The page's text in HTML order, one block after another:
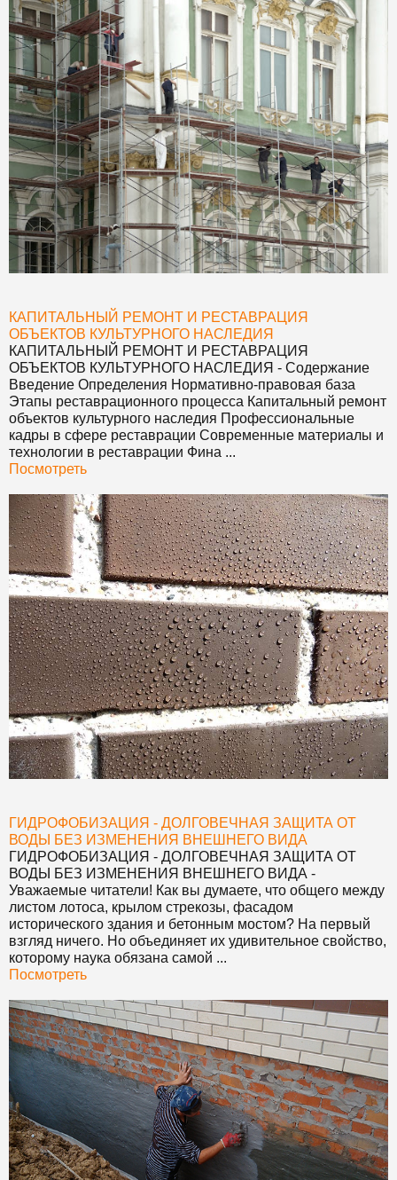
КАПИТАЛЬНЫЙ РЕМОНТ И РЕСТАВРАЦИЯ
ОБЪЕКТОВ КУЛЬТУРНОГО НАСЛЕДИЯ
КАПИТАЛЬНЫЙ РЕМОНТ И РЕСТАВРАЦИЯ
ОБЪЕКТОВ КУЛЬТУРНОГО НАСЛЕДИЯ - Содержание
Введение Определения Нормативно-правовая база
Этапы реставрационного процесса Капитальный ремонт
объектов культурного наследия Профессиональные
кадры в сфере реставрации Современные материалы и
технологии в реставрации Фина ...
Посмотреть
ГИДРОФОБИЗАЦИЯ - ДОЛГОВЕЧНАЯ ЗАЩИТА ОТ
ВОДЫ БЕЗ ИЗМЕНЕНИЯ ВНЕШНЕГО ВИДА
ГИДРОФОБИЗАЦИЯ - ДОЛГОВЕЧНАЯ ЗАЩИТА ОТ
ВОДЫ БЕЗ ИЗМЕНЕНИЯ ВНЕШНЕГО ВИДА -
Уважаемые читатели! Как вы думаете, что общего между
листом лотоса, крылом стрекозы, фасадом
исторического здания и бетонным мостом? На первый
взгляд ничего. Но объединяет их удивительное свойство,
которому наука обязана самой ...
Посмотреть